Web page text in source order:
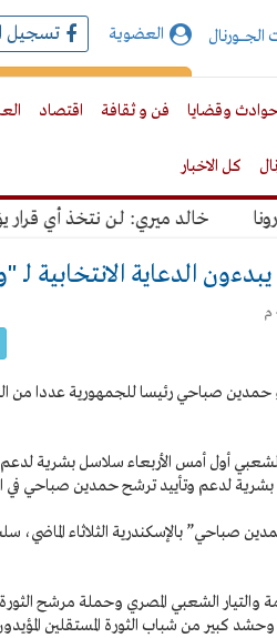
الجـــــورنال العضوية تسجيل
وقضايا فن و ثقافة اقتصاد
كل الاخبار
خالد ميري: لن نتخذ أي قرار
الدعاية الانتخابية لـ
حمدين صباحي رئيسا للجمهورية عددا من
أول أمس الأربعاء سلاسل بشرية
لدعم وتأييد ترشح حمدين صباحي في
صباحي” بالإسكندرية الثلاثاء الماضي،
والتيار الشعبي المصري وحملة مرشح
وحشد كبير من شباب الثورة المستقلين